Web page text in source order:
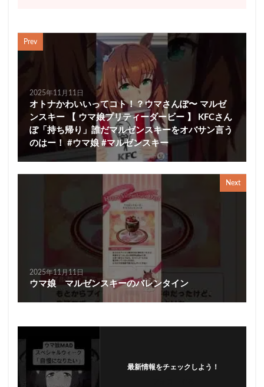
Prev
2025年11月11日
オトナかわいいってコト！？ウマさんぽ〜 マルゼ
ンスキー 【 ウマ娘プリティーダービー 】 KFCさん
ぽ「持ち帰り」誰だマルゼンスキーをオバサン言う
のはー！ #ウマ娘 #マルゼンスキー
Next
2025年11月11日
ウマ娘 マルゼンスキーのバレンタイン
最新情報をチェックしよう！